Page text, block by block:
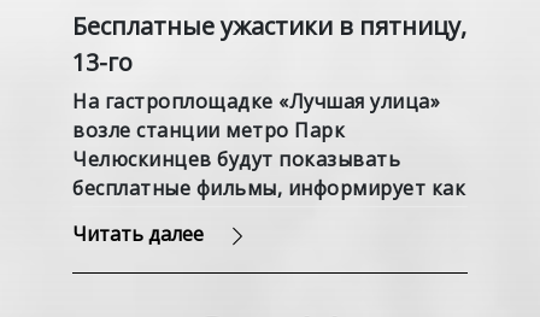
Бесплатные ужастики в пятницу,
13-го
На гастроплощадке «Лучшая улица»
возле станции метро Парк
Челюскинцев будут показывать
бесплатные фильмы, информирует как
Читать далее